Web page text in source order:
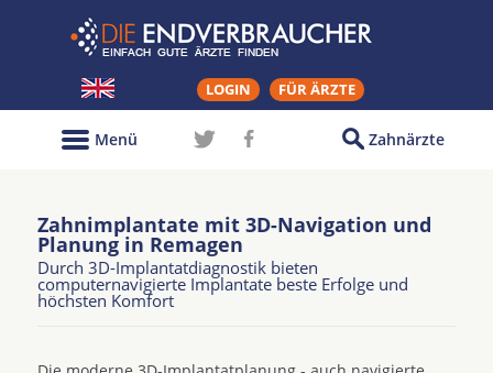
LOGIN FÜR ÄRZTE
Zahnärzte
Menü
Zahnimplantate mit 3D-Navigation und
Planung in Remagen
Durch 3D-Implantatdiagnostik bieten
computernavigierte Implantate beste Erfolge und
höchsten Komfort